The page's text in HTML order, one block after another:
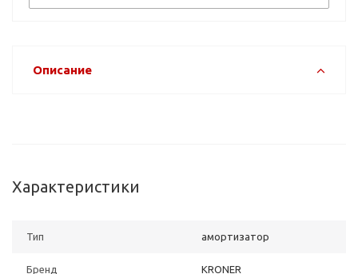
Описание
Характеристики
Тип амортизатор
Бренд KRONER